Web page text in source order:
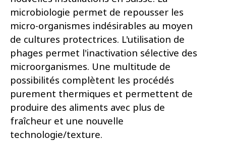
microbiologie permet de repousser les
micro-organismes indésirables au moyen
de cultures protectrices. L'utilisation de
phages permet l'inactivation sélective des
microorganismes. Une multitude de
possibilités complètent les procédés
purement thermiques et permettent de
produire des aliments avec plus de
fraîcheur et une nouvelle
technologie/texture.